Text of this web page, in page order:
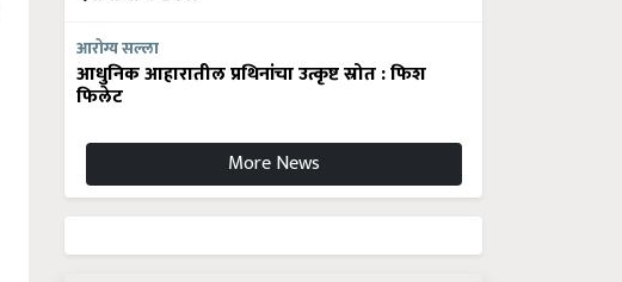
आरोग्य सल्ला
आधुनिक आहारातील प्रथिनांचा उत्कृष्ट स्रोत : फिश
फिलेट
More News